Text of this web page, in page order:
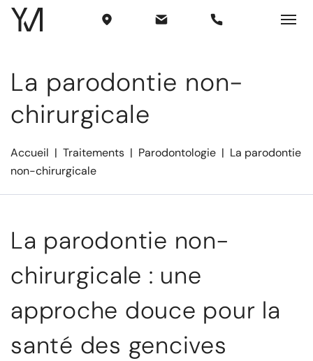
La parodontie non-
chirurgicale
Accueil | Traitements | Parodontologie | La parodontie
non-chirurgicale
La parodontie non-
chirurgicale : une
approche douce pour la
santé des gencives